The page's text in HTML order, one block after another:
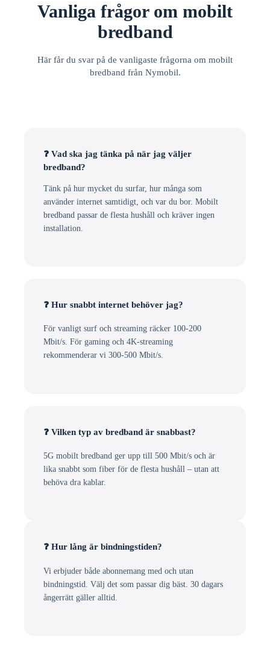
Vanliga frågor om mobilt
bredband
Här får du svar på de vanligaste frågorna om mobilt
bredband från Nymobil.
❓ Vad ska jag tänka på när jag väljer
bredband?
Tänk på hur mycket du surfar, hur många som
använder internet samtidigt, och var du bor. Mobilt
bredband passar de flesta hushåll och kräver ingen
installation.
❓ Hur snabbt internet behöver jag?
För vanligt surf och streaming räcker 100-200
Mbit/s. För gaming och 4K-streaming
rekommenderar vi 300-500 Mbit/s.
❓ Vilken typ av bredband är snabbast?
5G mobilt bredband ger upp till 500 Mbit/s och är
lika snabbt som fiber för de flesta hushåll – utan att
behöva dra kablar.
❓ Hur lång är bindningstiden?
Vi erbjuder både abonnemang med och utan
bindningstid. Välj det som passar dig bäst. 30 dagars
ångerrätt gäller alltid.